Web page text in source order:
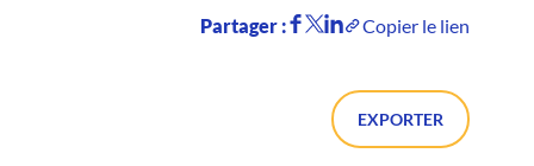
Partager : Copier le lien
EXPORTER